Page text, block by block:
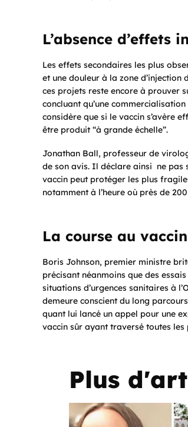
L’absence d’effets
Les effets secondaires les plus
et une douleur à la zone d’injection
ces projets reste encore à prouver
concluant qu’une
considère que si le vaccin s’avère
être produit “à grande échelle”.
Jonathan Ball, professeur de
de son avis. Il déclare ainsi ne pas
vaccin peut protéger les plus
notamment à l’heure où près de
La course au vaccin
Boris Johnson, premier ministre
précisant néanmoins que des
situations d’urgences sanitaires à
demeure conscient du long
quant lui lancé un appel pour une
vaccin sûr ayant traversé toutes les
Plus